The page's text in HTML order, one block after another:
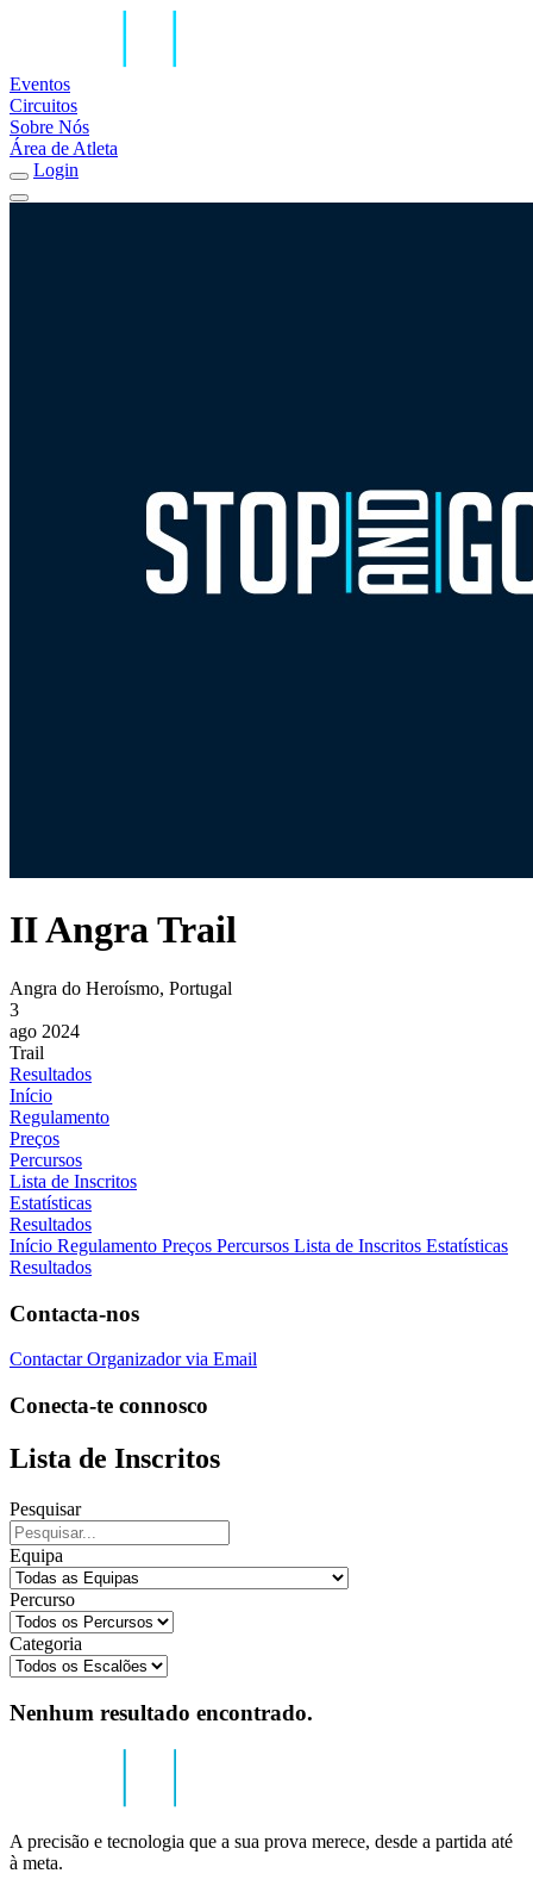
Eventos
Circuitos
Sobre Nós
Área de Atleta
Login
II Angra Trail
Angra do Heroísmo, Portugal
3
ago 2024
Trail
Resultados
Início
Regulamento
Preços
Percursos
Lista de Inscritos
Estatísticas
Resultados
Início Regulamento Preços Percursos Lista de Inscritos Estatísticas
Resultados
Contacta-nos
Contactar Organizador via Email
Conecta-te connosco
Lista de Inscritos
Pesquisar
Equipa
Percurso
Categoria
Nenhum resultado encontrado.
A precisão e tecnologia que a sua prova merece, desde a partida até
à meta.